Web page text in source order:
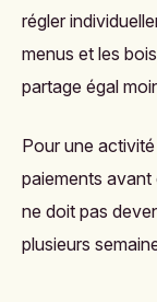
régler
menus et les
partage égal
Pour une
paiements avant
ne doit pas
plusieurs